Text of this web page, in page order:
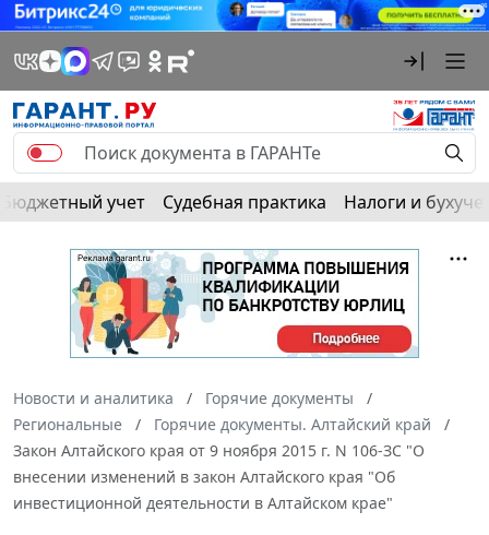
Бюджетный учет Судебная практика Налоги и
Новости и аналитика
Горячие документы
Региональные
Горячие документы. Алтайский край
Закон Алтайского края от 9 ноября 2015 г. N 106-ЗС "О
внесении изменений в закон Алтайского края "Об
инвестиционной деятельности в Алтайском крае"